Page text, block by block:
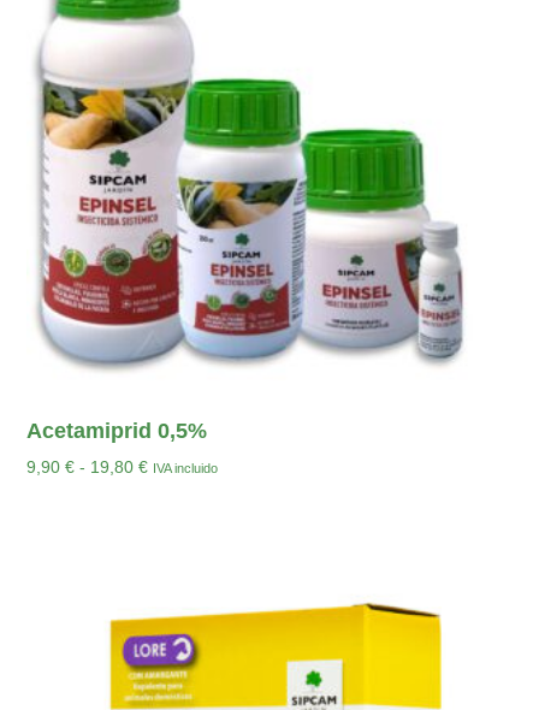
Acetamiprid 0,5%
9,90€ - 19,80€ IVA incluido